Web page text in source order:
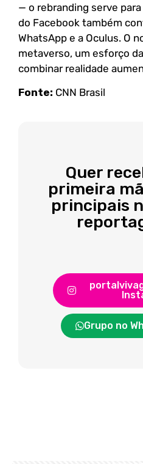
— o rebranding serve
do Facebook também
WhatsApp e a Oculus. O
metaverso, um esforço
combinar realidade
Fonte: CNN Brasil
Quer
primeira
principais
Grupo no